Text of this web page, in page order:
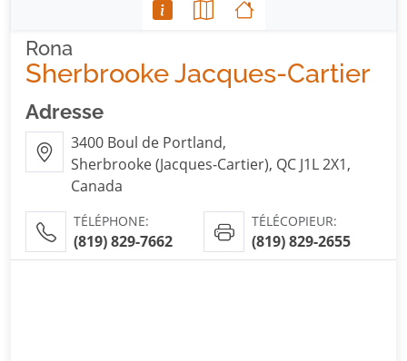
Rona
Sherbrooke Jacques-Cartier
Adresse
3400 Boul de Portland,
Sherbrooke (Jacques-Cartier), QC J1L 2X1,
Canada
TÉLÉPHONE:
(819) 829-7662
TÉLÉCOPIEUR:
(819) 829-2655